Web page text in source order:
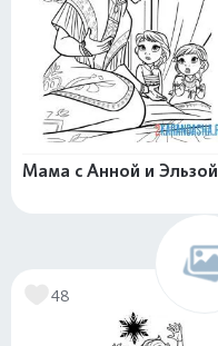
Мама с Анной и Эльзой
48